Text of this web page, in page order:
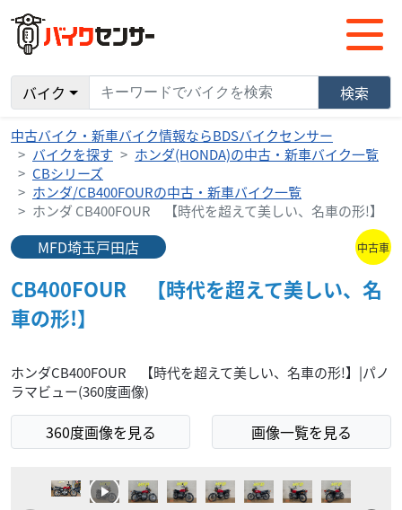
バイク 検索
中古バイク・新車バイク情報ならBDSバイクセンサー
バイクを探す
ホンダ(HONDA)の中古・新車バイク一覧
CBシリーズ
ホンダ/CB400FOURの中古・新車バイク一覧
ホンダ CB400FOUR 【時代を超えて美しい、名車の形!】
MFD埼玉戸田店 中古車
CB400FOUR 【時代を超えて美しい、名
車の形!】
ホンダCB400FOUR 【時代を超えて美しい、名車の形!】|パノ
ラマビュー(360度画像)
360度画像を見る 画像一覧を見る